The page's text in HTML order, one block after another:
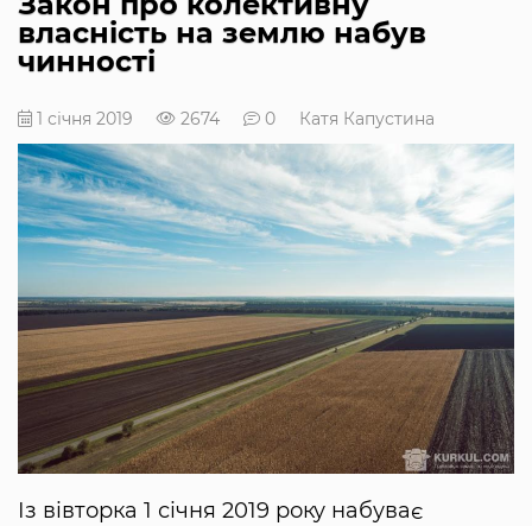
власність на землю набув
чинності
1 січня 2019 2674 0 Катя Капустина
Із вівторка 1 січня 2019 року набуває